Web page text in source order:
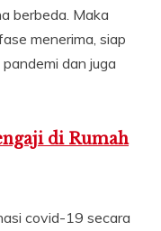
berbeda. Maka
menerima, siap
dan juga
di Rumah
covid-19 secara